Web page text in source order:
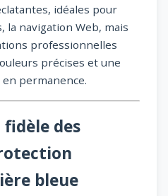
idéales pour
la navigation Web, mais
professionnelles
précises et une
permanence.
des
bleue